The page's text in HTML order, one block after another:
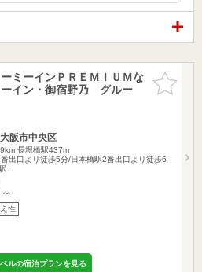
お気に入
りに追加
ーインＰＲＥＭＩＵＭな
ーイン・御宿野乃 グルー
阪市中央区
長堀橋駅437m
出口より徒歩5分/日本橋駅2番出口より徒歩6
…
性
ルの宿泊プランを見る